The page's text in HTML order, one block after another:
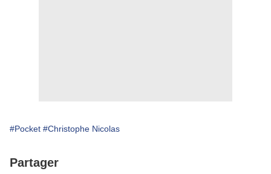
#Pocket #Christophe Nicolas
Partager